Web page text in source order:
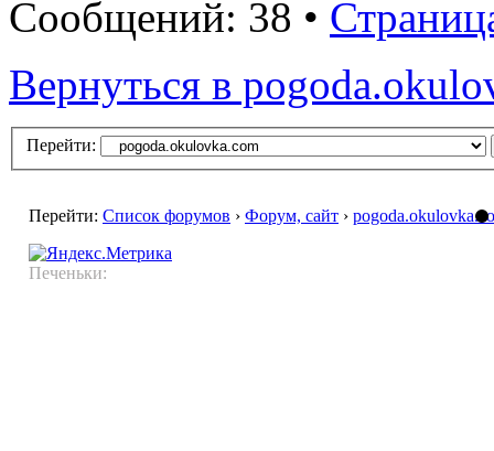
Сообщений: 38 •
Вернуться в
Перейти:
Перейти: Список форумов › Форум, сайт ›
Печеньки: